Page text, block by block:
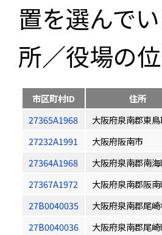
置を選んで
所／役場の
市区町村ID
住所
27365A1968
大阪府泉南郡東
27232A1991
大阪府阪南市
27364A1968
大阪府泉南郡南
27367A1972
大阪府泉南郡阪
27B0040035
大阪府泉南郡尾
27B0040036
大阪府泉南郡尾